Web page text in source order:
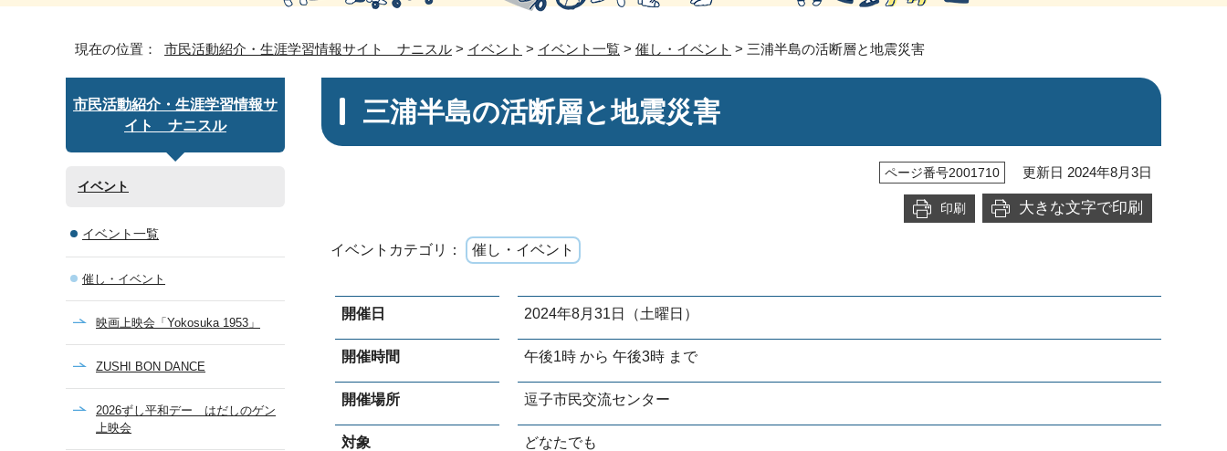
現在の位置： 市民活動紹介・生涯学習情報サイト ナニスル > イベント > イベント一覧 > 催し・イベント > 三浦半島の活断層と地震災害
三浦半島の活断層と地震災害
ページ番号2001710 更新日 2024年8月3日
印刷 大きな文字で印刷
イベントカテゴリ： 催し・イベント
開催日 2024年8月31日（土曜日）
開催時間 午後1時 から 午後3時 まで
開催場所 逗子市民交流センター
対象 どなたでも
市民活動紹介・生涯学習情報サ
イト ナニスル
イベント
イベント一覧
催し・イベント
映画上映会「Yokosuka 1953」
ZUSHI BON DANCE
2026ずし平和デー はだしのゲン
上映会